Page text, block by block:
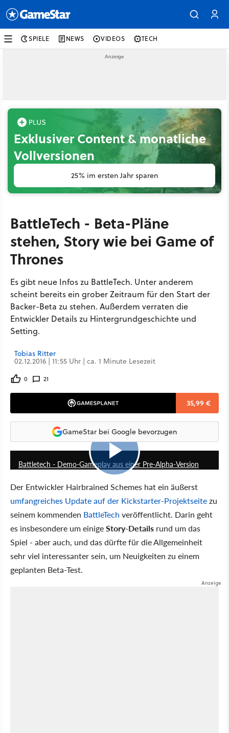
SPIELE NEWS VIDEOS TECH
Exklusiver Content & monatliche
Vollversionen
25% im ersten Jahr sparen
BattleTech - Beta-Pläne
stehen, Story wie bei Game of
Thrones
Es gibt neue Infos zu BattleTech. Unter anderem
scheint bereits ein grober Zeitraum für den Start der
Backer-Beta zu stehen. Außerdem verraten die
Entwickler Details zu Hintergrundgeschichte und
Setting.
Tobias Ritter
02.12.2016 | 11:55 Uhr | ca. 1 Minute Lesezeit
0 21
35,99 €
GameStar bei Google bevorzugen
23:00
Battletech - Demo-Gameplay aus einer Pre-Alpha-Version
Der Entwickler Hairbrained Schemes hat ein äußerst
umfangreiches Update auf der Kickstarter-Projektseitezu
seinem kommenden BattleTech veröffentlicht. Darin geht
es insbesondere um einigeStory-Details rund um das
Spiel - aber auch, und das dürfte für die Allgemeinheit
sehr viel interessanter sein, um Neuigkeiten zu einem
geplanten Beta-Test.